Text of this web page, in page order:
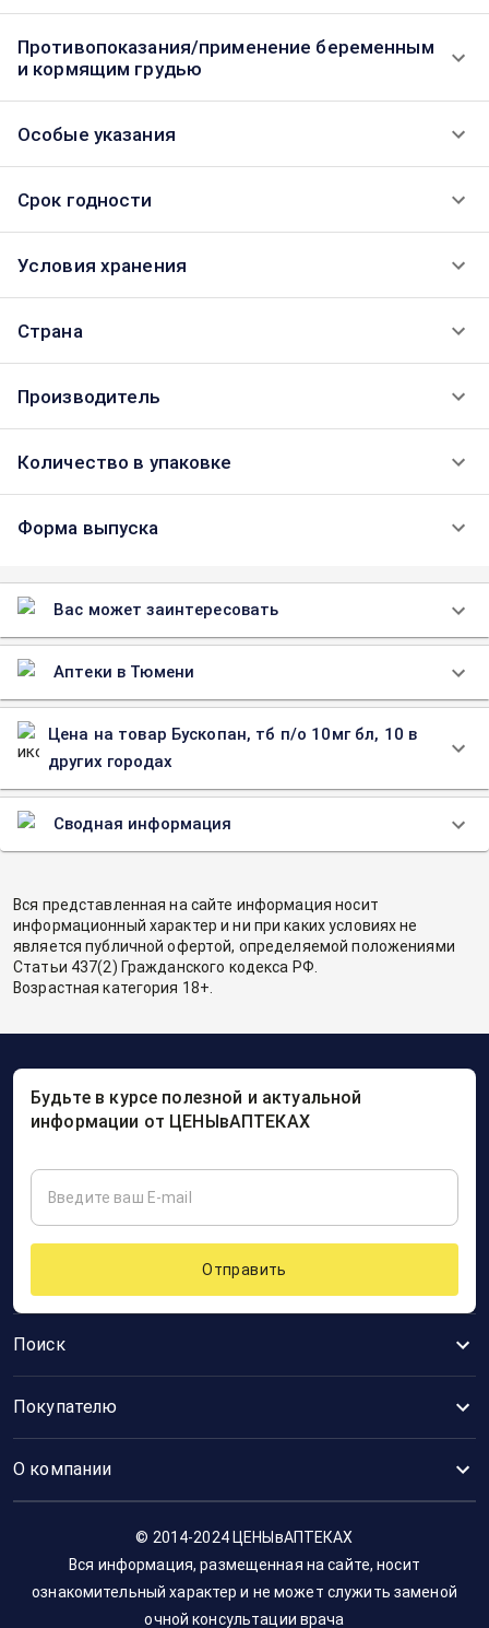
Противопоказания/применение беременным
и кормящим грудью
Особые указания
Срок годности
Условия хранения
Страна
Производитель
Количество в упаковке
Форма выпуска
Вас может заинтересовать
Аптеки в Тюмени
Цена на товар Бускопан, тб п/о 10мг бл, 10 в
других городах
Сводная информация
Вся представленная на сайте информация носит
информационный характер и ни при каких условиях не
является публичной офертой, определяемой положениями
Статьи 437(2) Гражданского кодекса РФ.
Возрастная категория 18+.
Поиск
Покупателю
О компании
Будьте в курсе полезной и актуальной
информации от ЦЕНЫвАПТЕКАХ
Отправить
© 2014-2024 ЦЕНЫвАПТЕКАХ
Вся информация, размещенная на сайте, носит
ознакомительный характер и не может служить заменой
очной консультации врача